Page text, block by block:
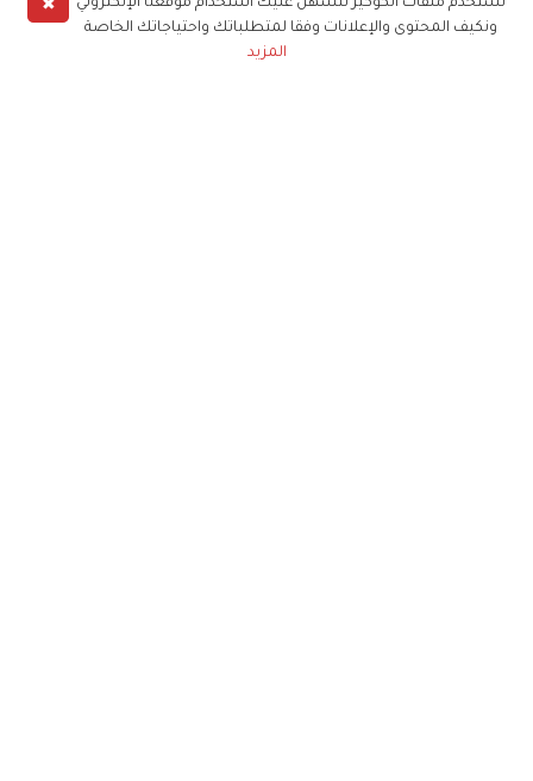
نستخدم ملفات الكوكيز لنسهل عليك استخدام موقعنا الإلكتروني
ونكيف المحتوى والإعلانات وفقا لمتطلباتك واحتياجاتك الخاصة
المزيد